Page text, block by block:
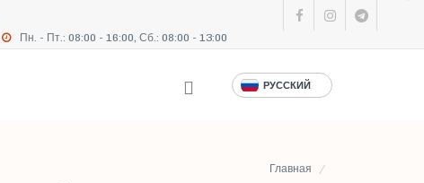
Пн. - Пт.: 08:00 - 16:00, Сб.: 08:00 - 13:00
РУССКИЙ
Главная